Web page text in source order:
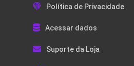
Política de Privacidade
Acessar dados
Suporte da Loja